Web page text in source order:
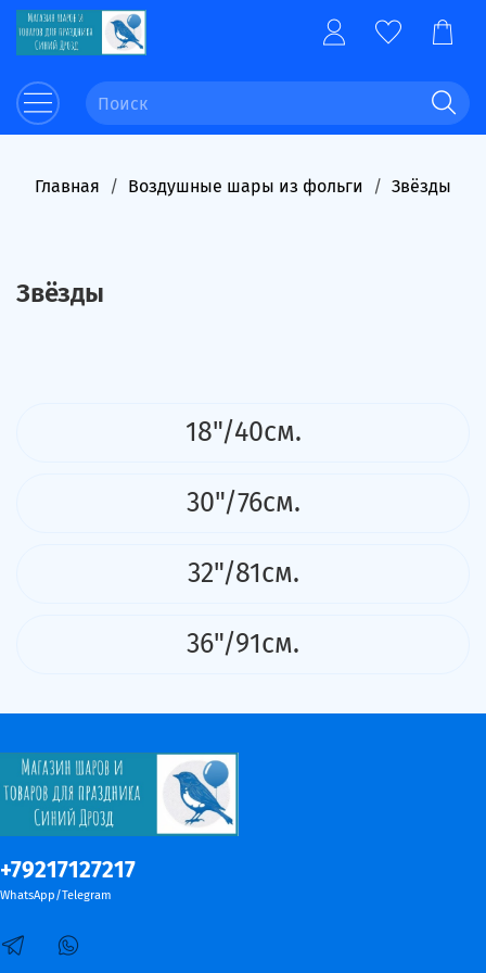
Главная Воздушные шары из фольги Звёзды
Звёзды
18"/40см.
30"/76см.
32"/81см.
36"/91см.
+79217127217
WhatsApp/Telegram